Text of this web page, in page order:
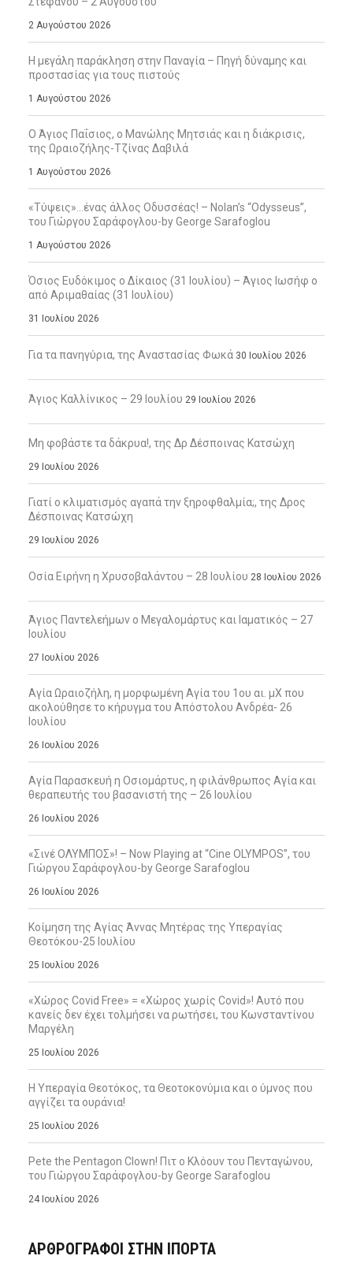
2 Αυγούστου 2026
Η μεγάλη παράκληση στην Παναγία – Πηγή δύναμης και
προστασίας για τους πιστούς
1 Αυγούστου 2026
Ο Άγιος Παΐσιος, ο Μανώλης Μητσιάς και η διάκρισις,
της Ωραιοζήλης-Τζίνας Δαβιλά
1 Αυγούστου 2026
«Τύψεις»…ένας άλλος Οδυσσέας! – Nolan’s “Odysseus”,
του Γιώργου Σαράφογλου-by George Sarafoglou
1 Αυγούστου 2026
Όσιος Ευδόκιμος ο Δίκαιος (31 Ιουλίου) – Άγιος Ιωσήφ ο
από Αριμαθαίας (31 Ιουλίου)
31 Ιουλίου 2026
Για τα πανηγύρια, της Αναστασίας Φωκά 30 Ιουλίου 2026
Άγιος Καλλίνικος – 29 Ιουλίου 29 Ιουλίου 2026
Μη φοβάστε τα δάκρυα!, της Δρ Δέσποινας Κατσώχη
29 Ιουλίου 2026
Γιατί ο κλιματισμός αγαπά την ξηροφθαλμία;, της Δρος
Δέσποινας Κατσώχη
29 Ιουλίου 2026
Οσία Ειρήνη η Χρυσοβαλάντου – 28 Ιουλίου 28 Ιουλίου 2026
Άγιος Παντελεήμων ο Μεγαλομάρτυς και Ιαματικός – 27
Ιουλίου
27 Ιουλίου 2026
Αγία Ωραιοζήλη, η μορφωμένη Αγία του 1ου αι. μΧ που
ακολούθησε το κήρυγμα του Απόστολου Ανδρέα- 26
Ιουλίου
26 Ιουλίου 2026
Αγία Παρασκευή η Οσιομάρτυς, η φιλάνθρωπος Αγία και
θεραπευτής του βασανιστή της – 26 Ιουλίου
26 Ιουλίου 2026
«Σινέ ΟΛΥΜΠΟΣ»! – Now Playing at “Cine OLYMPOS”, του
Γιώργου Σαράφογλου-by George Sarafoglou
26 Ιουλίου 2026
Κοίμηση της Αγίας Άννας Μητέρας της Υπεραγίας
Θεοτόκου-25 Ιουλίου
25 Ιουλίου 2026
«Χώρος Covid Free» = «Χώρος χωρίς Covid»! Αυτό που
κανείς δεν έχει τολμήσει να ρωτήσει, του Κωνσταντίνου
Μαργέλη
25 Ιουλίου 2026
Η Υπεραγία Θεοτόκος, τα Θεοτοκονύμια και ο ύμνος που
αγγίζει τα ουράνια!
25 Ιουλίου 2026
Pete the Pentagon Clown! Πιτ ο Κλόουν του Πενταγώνου,
του Γιώργου Σαράφογλου-by George Sarafoglou
24 Ιουλίου 2026
ΑΡΘΡΟΓΡΑΦΟΙ ΣΤΗΝ IΠΟΡΤΑ